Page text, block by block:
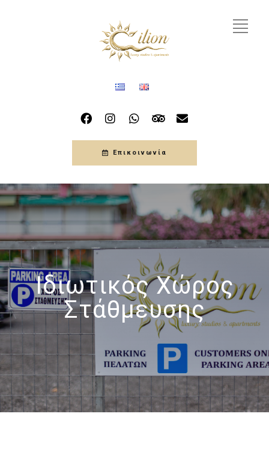
Επικοινωνία
Ιδιωτικός Χώρος
Στάθμευσης